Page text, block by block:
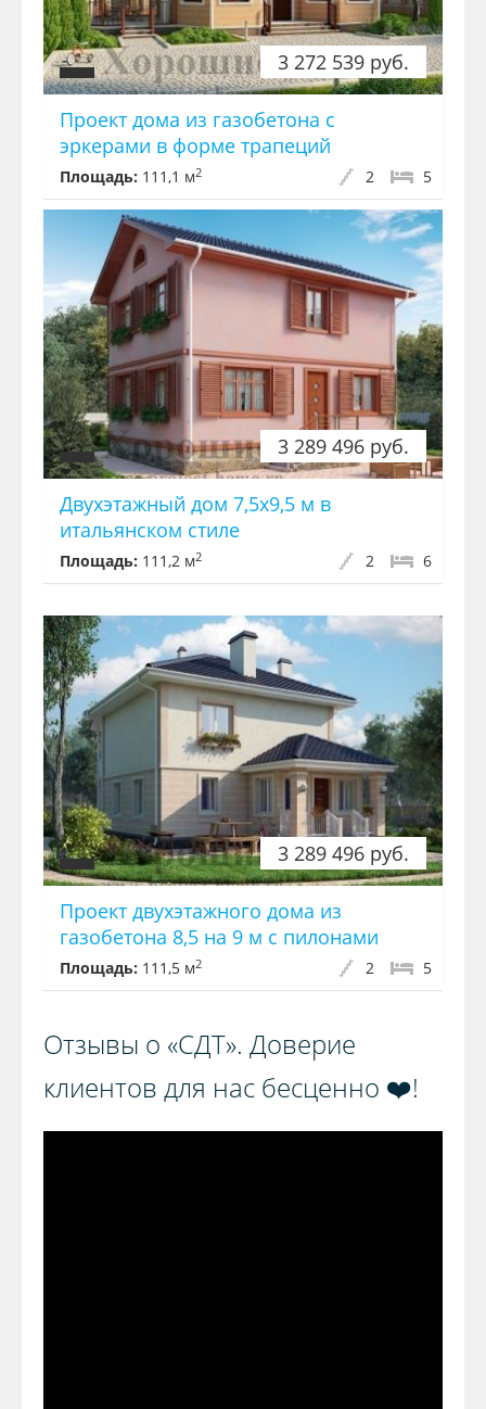
3 272 539 руб.
Проект дома из газобетона с
эркерами в форме трапеций
Площадь: 111,1 м2 5
2
3 289 496 руб.
Двухэтажный дом 7,5x9,5 м в
итальянском стиле
Площадь: 111,2 м2 6
2
3 289 496 руб.
Проект двухэтажного дома из
газобетона 8,5 на 9 м с пилонами
Площадь: 111,5 м2 5
2
Отзывы о «СДТ». Доверие
клиентов для нас бесценно ❤️!